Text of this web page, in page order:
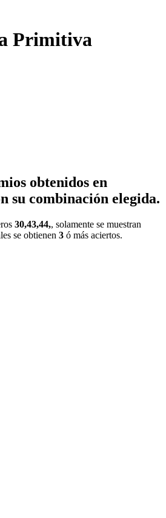
Primitiva
obtenidos en
su combinación elegida.
30,43,44,, solamente se muestran
se obtienen 3 ó más aciertos.